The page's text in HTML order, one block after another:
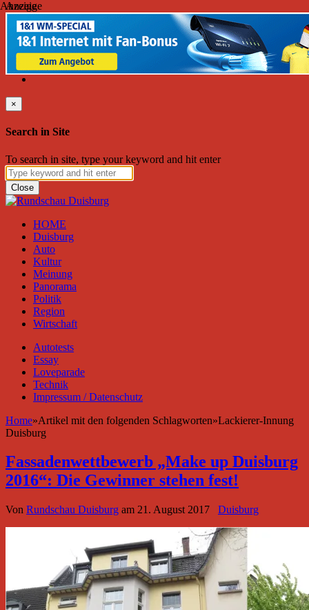
Donnerstag, August 06, 2026
Friend on Facebook Follow on Twitter Subscribe to RSS
Search
×
Search in Site
To search in site, type your keyword and hit enter
Close
HOME
Duisburg
Auto
Kultur
Meinung
Panorama
Politik
Region
Wirtschaft
Autotests
Essay
Loveparade
Technik
Impressum / Datenschutz
Home»Artikel mit den folgenden Schlagworten»Lackierer-Innung
Duisburg
Fassadenwettbewerb „Make up Duisburg
2016“: Die Gewinner stehen fest!
Von Rundschau Duisburg am 21. August 2017 Duisburg
Anzeige
Anzeige